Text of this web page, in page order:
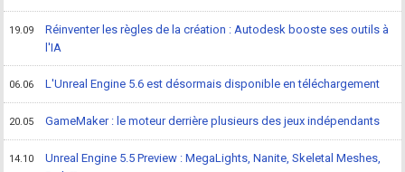
19.09
Réinventer les règles de la création : Autodesk booste ses outils à
l'IA
06.06 L'Unreal Engine 5.6 est désormais disponible en téléchargement
20.05 GameMaker : le moteur derrière plusieurs des jeux indépendants
14.10
Unreal Engine 5.5 Preview : MegaLights, Nanite, Skeletal Meshes,